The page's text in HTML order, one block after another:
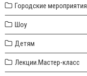
Городские мероприятия.
Шоу
Детям
Лекции.Мастер-класс